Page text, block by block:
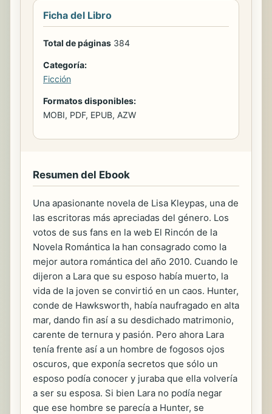
Ficha del Libro
Total de páginas 384
Categoría:
Ficción
Formatos disponibles:
MOBI, PDF, EPUB, AZW
Resumen del Ebook
Una apasionante novela de Lisa Kleypas, una de
las escritoras más apreciadas del género. Los
votos de sus fans en la web El Rincón de la
Novela Romántica la han consagrado como la
mejor autora romántica del año 2010. Cuando le
dijeron a Lara que su esposo había muerto, la
vida de la joven se convirtió en un caos. Hunter,
conde de Hawksworth, había naufragado en alta
mar, dando fin así a su desdichado matrimonio,
carente de ternura y pasión. Pero ahora Lara
tenía frente así a un hombre de fogosos ojos
oscuros, que exponía secretos que sólo un
esposo podía conocer y juraba que ella volvería
a ser su esposa. Si bien Lara no podía negar
que ese hombre se parecía a Hunter, se